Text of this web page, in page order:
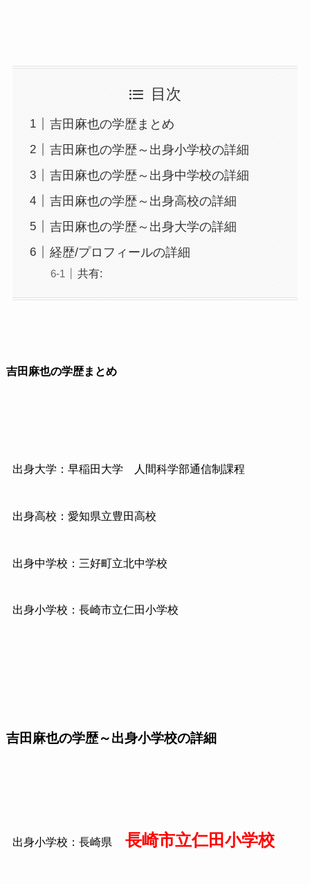
目次
吉田麻也の学歴まとめ
吉田麻也の学歴～出身小学校の詳細
吉田麻也の学歴～出身中学校の詳細
吉田麻也の学歴～出身高校の詳細
吉田麻也の学歴～出身大学の詳細
経歴/プロフィールの詳細
共有:
吉田麻也の学歴まとめ
出身大学：早稲田大学 人間科学部通信制課程
出身高校：愛知県立豊田高校
出身中学校：三好町立北中学校
出身小学校：長崎市立仁田小学校
吉田麻也の学歴～出身小学校の詳細
出身小学校：長崎県 長崎市立仁田小学校